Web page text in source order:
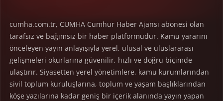
cumha.com.tr, CUMHA Cumhur Haber Ajansı abonesi olan
tarafsız ve bağımsız bir haber platformudur. Kamu yararını
önceleyen yayın anlayışıyla yerel, ulusal ve uluslararası
gelişmeleri okurlarına güvenilir, hızlı ve doğru biçimde
ulaştırır. Siyasetten yerel yönetimlere, kamu kurumlarından
sivil toplum kuruluşlarına, toplum ve yaşam başlıklarından
köşe yazılarına kadar geniş bir içerik alanında yayın yapan